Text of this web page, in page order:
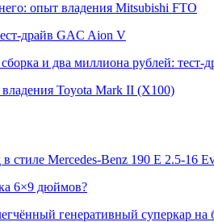
опыт владения Mitsubishi FTO
драйв GAC Aion V
и два миллиона рублей: тест-
Toyota Mark II (Х100)
стиле Mercedes-Benz 190 E 2.5-16
6×9 дюймов?
генеративный суперкар на